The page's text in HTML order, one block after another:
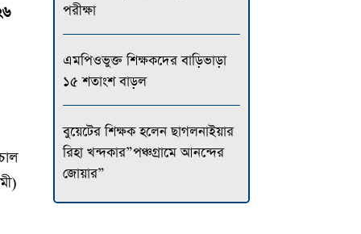
পরীক্ষা
এমপিওভুক্ত শিক্ষকদের বাড়িভাড়া
১৫ শতাংশ বাড়ল
বুয়েটের শিক্ষক হলেন ছাগলনাইয়ার
রিহা খন্দকার”পঞ্চগ্রামে আনন্দের
জোয়ার”